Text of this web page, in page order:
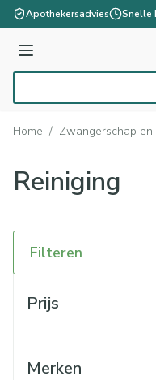
Ga naar de inhoud
Apothekersadvies Snelle
Menu
Home / Zwangerschap en
Reiniging
Filteren
Prijs
Merken